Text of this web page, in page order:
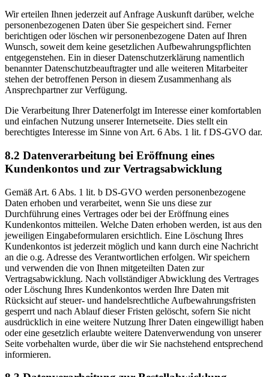
Wir erteilen Ihnen jederzeit auf Anfrage Auskunft darüber, welche
personenbezogenen Daten über Sie gespeichert sind. Ferner
berichtigen oder löschen wir personenbezogene Daten auf Ihren
Wunsch, soweit dem keine gesetzlichen Aufbewahrungspflichten
entgegenstehen. Ein in dieser Datenschutzerklärung namentlich
benannter Datenschutzbeauftragter und alle weiteren Mitarbeiter
stehen der betroffenen Person in diesem Zusammenhang als
Ansprechpartner zur Verfügung.
Die Verarbeitung Ihrer Datenerfolgt im Interesse einer komfortablen
und einfachen Nutzung unserer Internetseite. Dies stellt ein
berechtigtes Interesse im Sinne von Art. 6 Abs. 1 lit. f DS-GVO dar.
8.2 Datenverarbeitung bei Eröffnung eines
Kundenkontos und zur Vertragsabwicklung
Gemäß Art. 6 Abs. 1 lit. b DS-GVO werden personenbezogene
Daten erhoben und verarbeitet, wenn Sie uns diese zur
Durchführung eines Vertrages oder bei der Eröffnung eines
Kundenkontos mitteilen. Welche Daten erhoben werden, ist aus den
jeweiligen Eingabeformularen ersichtlich. Eine Löschung Ihres
Kundenkontos ist jederzeit möglich und kann durch eine Nachricht
an die o.g. Adresse des Verantwortlichen erfolgen. Wir speichern
und verwenden die von Ihnen mitgeteilten Daten zur
Vertragsabwicklung. Nach vollständiger Abwicklung des Vertrages
oder Löschung Ihres Kundenkontos werden Ihre Daten mit
Rücksicht auf steuer- und handelsrechtliche Aufbewahrungsfristen
gesperrt und nach Ablauf dieser Fristen gelöscht, sofern Sie nicht
ausdrücklich in eine weitere Nutzung Ihrer Daten eingewilligt haben
oder eine gesetzlich erlaubte weitere Datenverwendung von unserer
Seite vorbehalten wurde, über die wir Sie nachstehend entsprechend
informieren.